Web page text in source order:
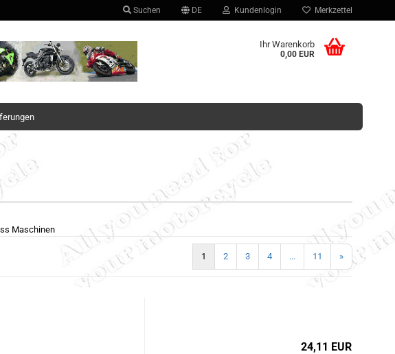
Suchen DE
Sprache auswählen
Kundenlogin
Konto erstellen
Passwort vergessen?
Merkzettel
Ihr Warenkorb
0,00 EUR
Maschinen
1 2 3 4 ... 11 »
24,11 EUR